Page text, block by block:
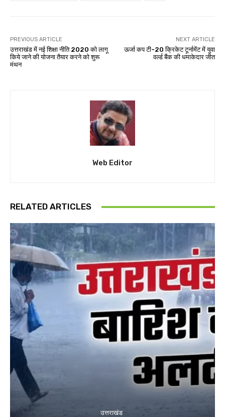
PREVIOUS ARTICLE
उत्तराखंड में नई शिक्षा नीति 2020 को लागू
किये जाने की योजना तैयार करने को शुरू
मंथन
NEXT ARTICLE
ऊर्जा कप टी-20 क्रिकेट टूर्नामेंट में युवा
वर्ल्ड बैंक की धमाकेदार जीत
Web Editor
RELATED ARTICLES
उत्तराखंड